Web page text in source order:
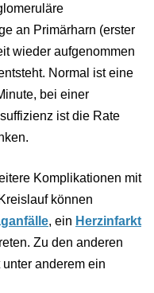
an Primärharn (erster
wieder aufgenommen
Normal ist eine
bei einer
ist die Rate
Komplikationen mit
können
, ein Herzinfarkt
Zu den anderen
anderem ein